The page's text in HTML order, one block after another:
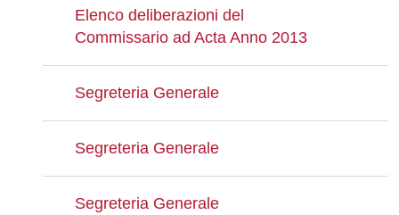
Elenco deliberazioni del
Commissario ad Acta Anno 2013
Segreteria Generale
Segreteria Generale
Segreteria Generale